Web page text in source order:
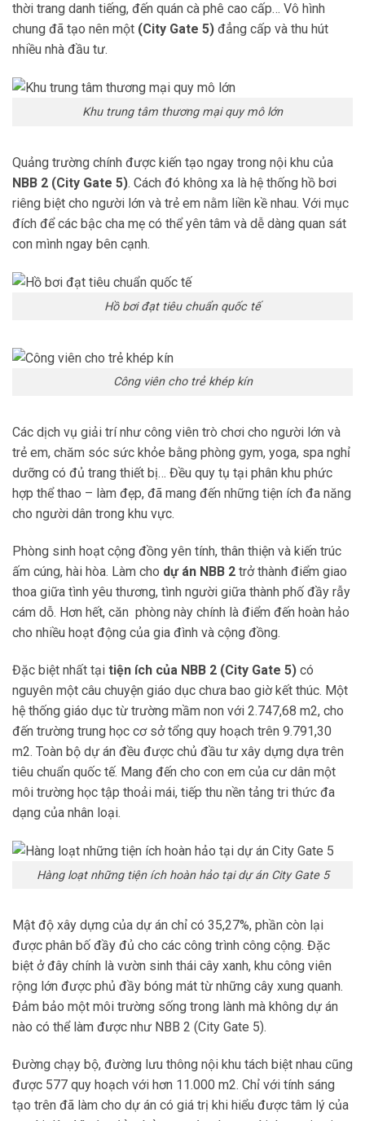
thời trang danh tiếng, đến quán cà phê cao cấp… Vô hình
chung đã tạo nên một (City Gate 5) đẳng cấp và thu hút
nhiều nhà đầu tư.
Khu trung tâm thương mại quy mô lớn
Quảng trường chính được kiến tạo ngay trong nội khu của
NBB 2 (City Gate 5). Cách đó không xa là hệ thống hồ bơi
riêng biệt cho người lớn và trẻ em nằm liền kề nhau. Với mục
đích để các bậc cha mẹ có thể yên tâm và dễ dàng quan sát
con mình ngay bên cạnh.
Hồ bơi đạt tiêu chuẩn quốc tế
Công viên cho trẻ khép kín
Các dịch vụ giải trí như công viên trò chơi cho người lớn và
trẻ em, chăm sóc sức khỏe bằng phòng gym, yoga, spa nghỉ
dưỡng có đủ trang thiết bị… Đều quy tụ tại phân khu phức
hợp thể thao – làm đẹp, đã mang đến những tiện ích đa năng
cho người dân trong khu vực.
Phòng sinh hoạt cộng đồng yên tính, thân thiện và kiến trúc
ấm cúng, hài hòa. Làm cho dự án NBB 2 trở thành điểm giao
thoa giữa tình yêu thương, tình người giữa thành phố đầy rẫy
cám dỗ. Hơn hết, căn phòng này chính là điểm đến hoàn hảo
cho nhiều hoạt động của gia đình và cộng đồng.
Đặc biệt nhất tại tiện ích của NBB 2 (City Gate 5) có
nguyên một câu chuyện giáo dục chưa bao giờ kết thúc. Một
hệ thống giáo dục từ trường mầm non với 2.747,68 m2, cho
đến trường trung học cơ sở tổng quy hoạch trên 9.791,30
m2. Toàn bộ dự án đều được chủ đầu tư xây dựng dựa trên
tiêu chuẩn quốc tế. Mang đến cho con em của cư dân một
môi trường học tập thoải mái, tiếp thu nền tảng tri thức đa
dạng của nhân loại.
Hàng loạt những tiện ích hoàn hảo tại dự án City Gate 5
Mật độ xây dựng của dự án chỉ có 35,27%, phần còn lại
được phân bố đầy đủ cho các công trình công cộng. Đặc
biệt ở đây chính là vườn sinh thái cây xanh, khu công viên
rộng lớn được phủ đầy bóng mát từ những cây xung quanh.
Đảm bảo một môi trường sống trong lành mà không dự án
nào có thể làm được như NBB 2 (City Gate 5).
Đường chạy bộ, đường lưu thông nội khu tách biệt nhau cũng
được 577 quy hoạch với hơn 11.000 m2. Chỉ với tính sáng
tạo trên đã làm cho dự án có giá trị khi hiểu được tâm lý của